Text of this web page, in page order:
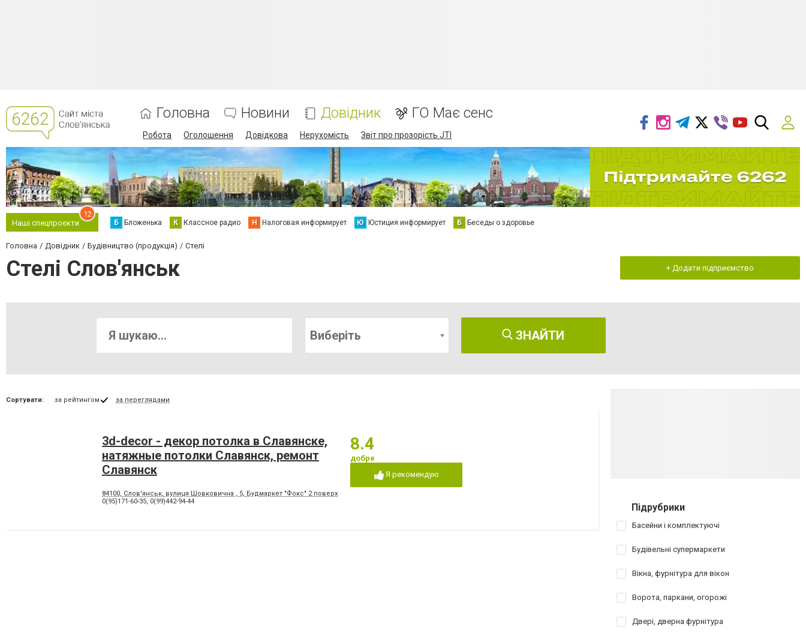
Головна Новини Довідник ГО Має сенс
Робота Оголошення Довідкова Нерухомість Звіт про прозорість JTI
Наші спецпроєкти
12
Б Бложенька К Классное радио Н Налоговая информирует Ю Юстиция информирует Б Беседы о здоровье
Головна Довідник Будівництво (продукція) Стелі
Стелі Слов'янськ + Додати підприємство
Виберіть ЗНАЙТИ
Сортувати: за рейтингом за переглядами
3d-decor - декор потолка в Славянске,
натяжные потолки Славянск, ремонт
Славянск
84100, Слов'янськ, вулиця Шовковична , 5, Будмаркет "Фокс" 2 поверх
0(95)171-60-35, 0(99)442-94-44
8.4
добре
Я рекомендую
Підрубрики
Басейни і комплектуючі
Будівельні супермаркети
Вікна, фурнітура для вікон
Ворота, паркани, огорожі
Двері, дверна фурнітура